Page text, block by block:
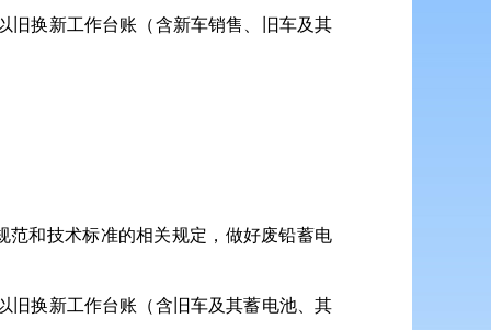
旧换新工作台账（含新车销售、旧车及其
范和技术标准的相关规定，做好废铅蓄电
旧换新工作台账（含旧车及其蓄电池、其